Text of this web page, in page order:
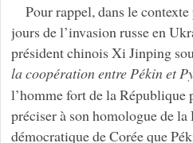
Pour rappel, dans le
jours de l’invasion russe en
président chinois Xi Jinping
la coopération entre Pékin et
l’homme fort de la République
préciser à son homologue de
démocratique de Corée que